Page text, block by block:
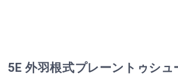
5E 外羽根式プレーントゥシュ